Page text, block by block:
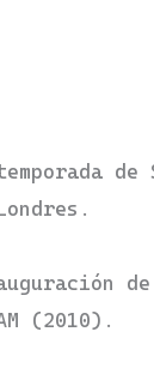
de
(2010).